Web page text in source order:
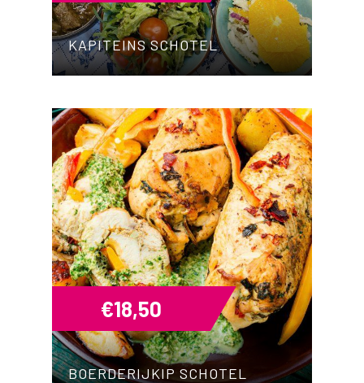
KAPITEINS SCHOTEL
BOERDERIJKIP SCHOTEL
€18,50